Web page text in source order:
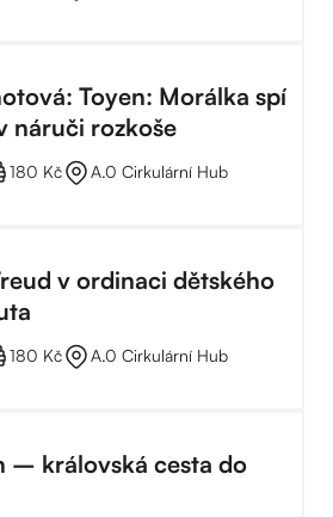
Toyen: Morálka spí
náruči rozkoše
180 Kč A.0 Cirkulární Hub
v ordinaci dětského
180 Kč A.0 Cirkulární Hub
– královská cesta do